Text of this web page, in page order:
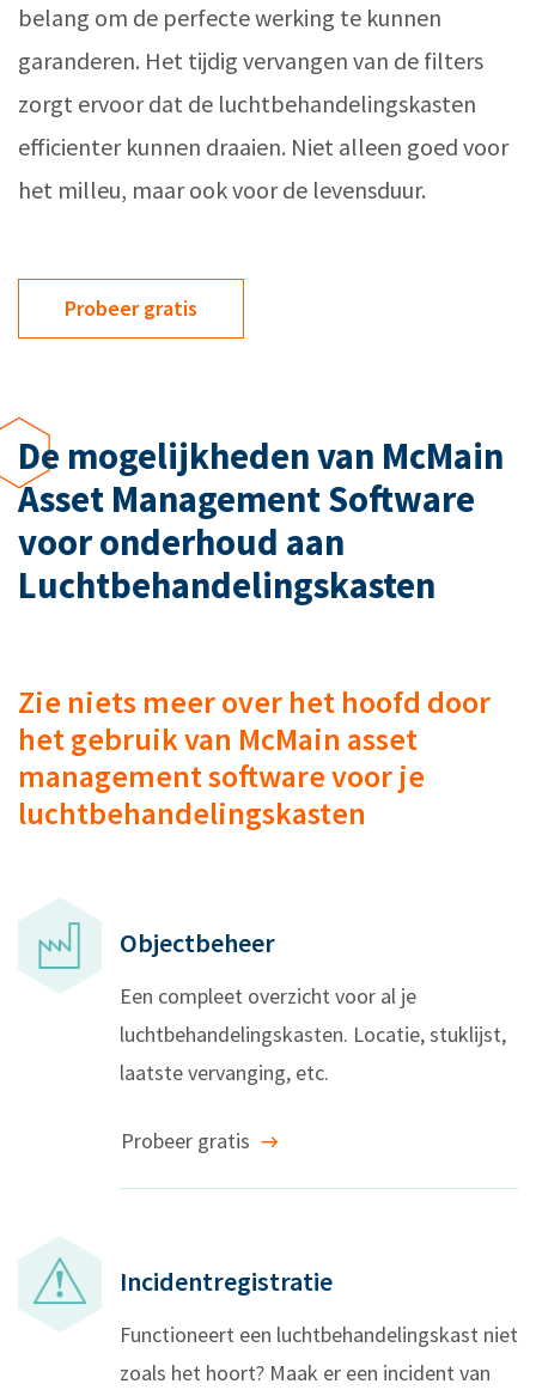
belang om de perfecte werking te kunnen
garanderen. Het tijdig vervangen van de filters
zorgt ervoor dat de luchtbehandelingskasten
efficienter kunnen draaien. Niet alleen goed voor
het milleu, maar ook voor de levensduur.
Probeer gratis
De mogelijkheden van McMain
Asset Management Software
voor onderhoud aan
Luchtbehandelingskasten
Zie niets meer over het hoofd door
het gebruik van McMain asset
management software voor je
luchtbehandelingskasten
Objectbeheer
Een compleet overzicht voor al je
luchtbehandelingskasten. Locatie, stuklijst,
laatste vervanging, etc.
Probeer gratis
Incidentregistratie
Functioneert een luchtbehandelingskast niet
zoals het hoort? Maak er een incident van